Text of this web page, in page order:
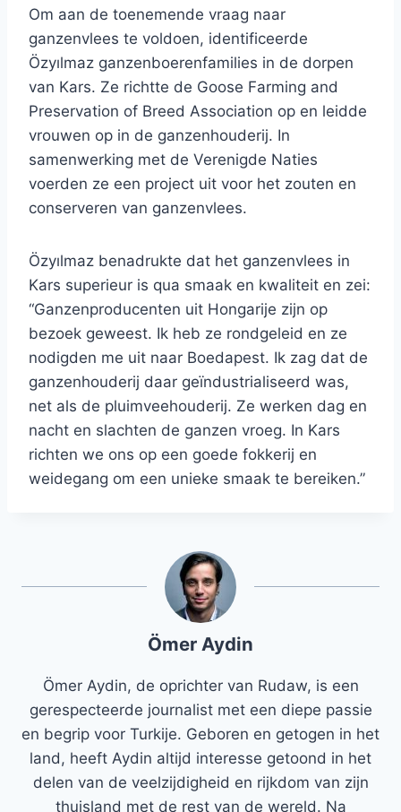
Om aan de toenemende vraag naar
ganzenvlees te voldoen, identificeerde
Özyılmaz ganzenboerenfamilies in de dorpen
van Kars. Ze richtte de Goose Farming and
Preservation of Breed Association op en leidde
vrouwen op in de ganzenhouderij. In
samenwerking met de Verenigde Naties
voerden ze een project uit voor het zouten en
conserveren van ganzenvlees.
Özyılmaz benadrukte dat het ganzenvlees in
Kars superieur is qua smaak en kwaliteit en zei:
“Ganzenproducenten uit Hongarije zijn op
bezoek geweest. Ik heb ze rondgeleid en ze
nodigden me uit naar Boedapest. Ik zag dat de
ganzenhouderij daar geïndustrialiseerd was,
net als de pluimveehouderij. Ze werken dag en
nacht en slachten de ganzen vroeg. In Kars
richten we ons op een goede fokkerij en
weidegang om een ​​unieke smaak te bereiken.”
Ömer Aydin
Ömer Aydin, de oprichter van Rudaw, is een
gerespecteerde journalist met een diepe passie
en begrip voor Turkije. Geboren en getogen in het
land, heeft Aydin altijd interesse getoond in het
delen van de veelzijdigheid en rijkdom van zijn
thuisland met de rest van de wereld. Na